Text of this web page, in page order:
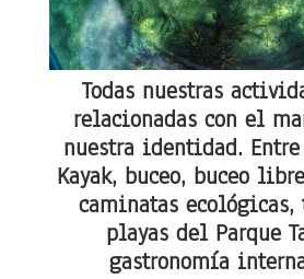
Todas nuestras
relacionadas con el
nuestra identidad.
Kayak, buceo, buceo
caminatas
playas del Parque
gastronomía